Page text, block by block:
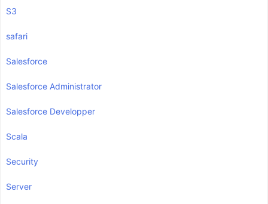
S3
safari
Salesforce
Salesforce Administrator
Salesforce Developper
Scala
Security
Server